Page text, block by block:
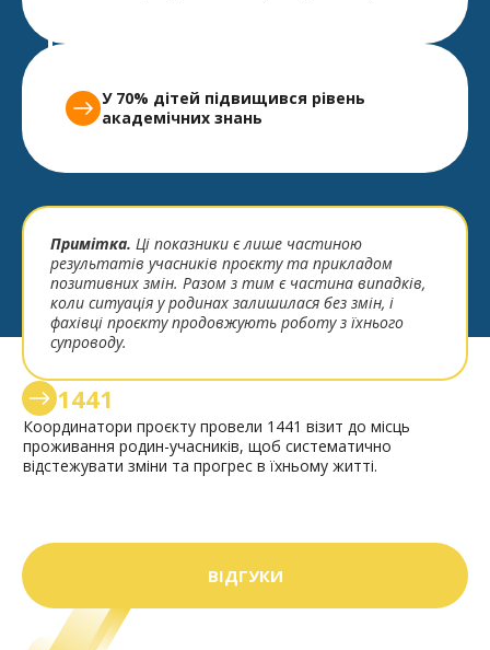
У 70% дітей підвищився рівень
академічних знань
Примітка. Ці показники є лише частиною
результатів учасників проєкту та прикладом
позитивних змін. Разом з тим є частина випадків,
коли ситуація у родинах залишилася без змін, і
фахівці проєкту продовжують роботу з їхнього
супроводу.
1441
Координатори проєкту провели 1441 візит до місць
проживання родин-учасників, щоб систематично
відстежувати зміни та прогрес в їхньому житті.
ВІДГУКИ